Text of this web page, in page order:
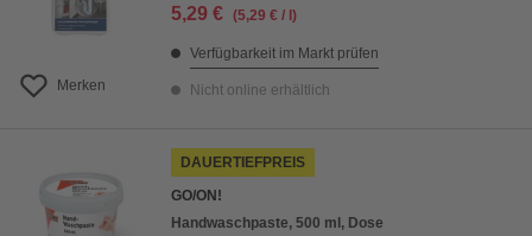
Merken
5,29 € (5,29 € / l)
Verfügbarkeit im Markt prüfen
Nicht online erhältlich
DAUERTIEFPREIS
GO/ON!
Handwaschpaste, 500 ml, Dose